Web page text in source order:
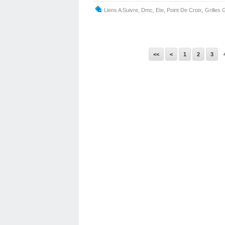
Liens A Suivre Dmc Ete Point De Croix Grilles
<< < 1 2 3